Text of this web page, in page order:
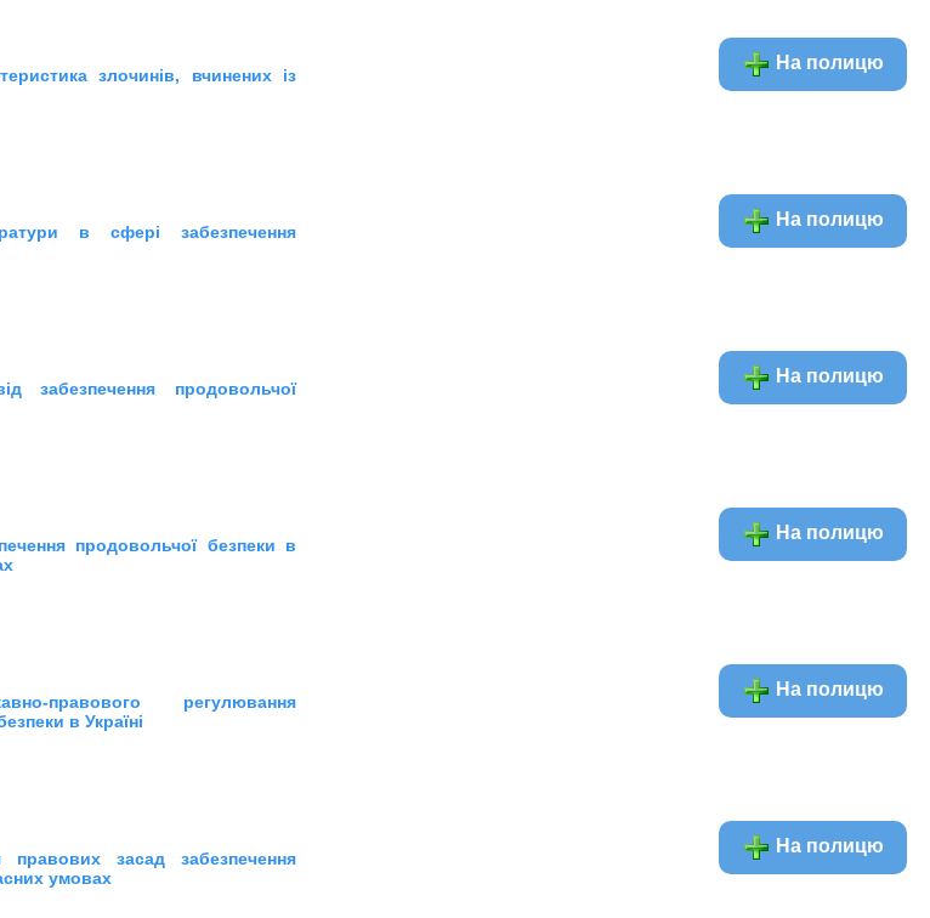
злочинів, вчинених із
На полицю
в сфері забезпечення
На полицю
забезпечення продовольчої
На полицю
продовольчої безпеки в
На полицю
правового регулювання
в Україні
На полицю
правових засад забезпечення
умовах
На полицю